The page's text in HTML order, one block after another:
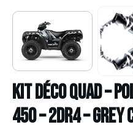
Kit déco Quad –
450 – 2DR4 – GREY